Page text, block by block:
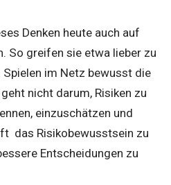
Denken heute auch auf
So greifen sie etwa lieber zu
Spielen im Netz bewusst die
nicht darum, Risiken zu
einzuschätzen und
das Risikobewusstsein zu
Entscheidungen zu